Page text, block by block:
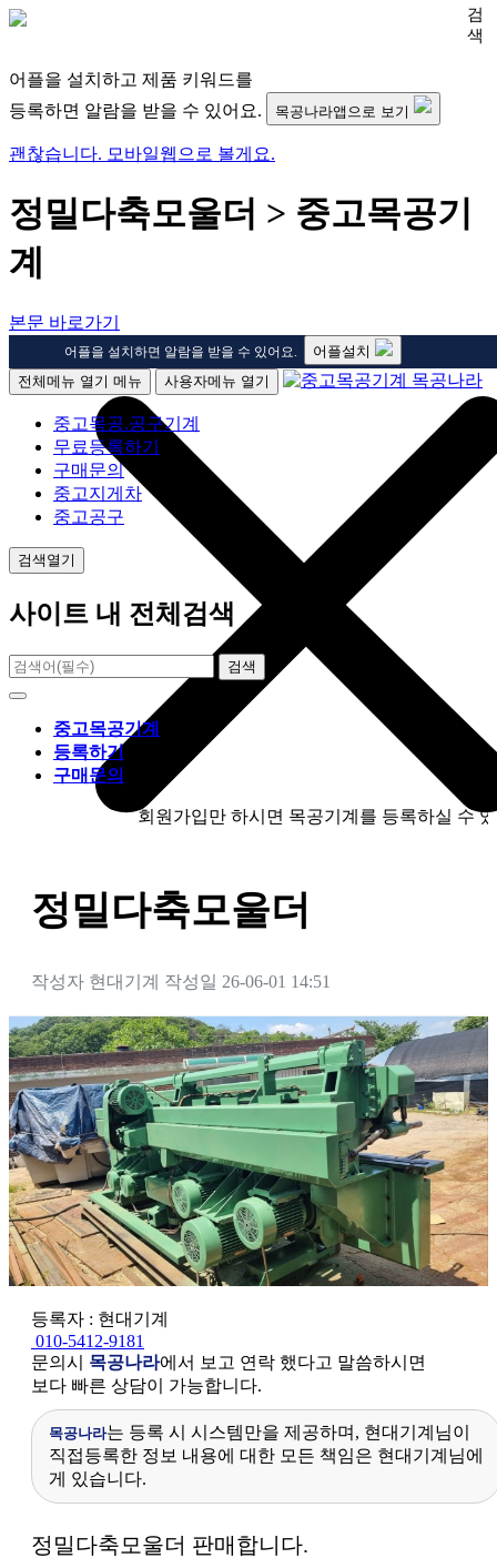
어플을 설치하고 제품 키워드를
등록하면 알람을 받을 수 있어요.
목공나라앱으로 보기
괜찮습니다. 모바일웹으로 볼게요.
정밀다축모울더 > 중고목공기
계
본문 바로가기
어플을 설치하면 알람을 받을 수 있어요.
어플설치
전체메뉴 열기 메뉴 사용자메뉴 열기
중고목공.공구기계
무료등록하기
구매문의
중고지게차
중고공구
검색열기
사이트 내 전체검색
검색
중고목공기계
등록하기
구매문의
회원가입만 하시면 목공기계를 등록하실 수 있습니다.
정밀다축모울더
작성자 현대기계 작성일 26-06-01 14:51
등록자 : 현대기계
010-5412-9181
문의시 목공나라에서 보고 연락 했다고 말씀하시면
보다 빠른 상담이 가능합니다.
목공나라는 등록 시 시스템만을 제공하며, 현대기계님이
직접등록한 정보 내용에 대한 모든 책임은 현대기계님에
게 있습니다.
정밀다축모울더 판매합니다.
검
색